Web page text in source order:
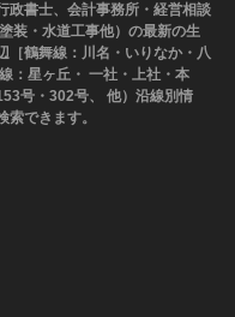
政書士、会計事務所・経営相談
装・水道工事他）の最新の生
［鶴舞線：川名・いりなか・八
：星ヶ丘・ 一社・上社・本
号・302号、 他）沿線別情
できます。